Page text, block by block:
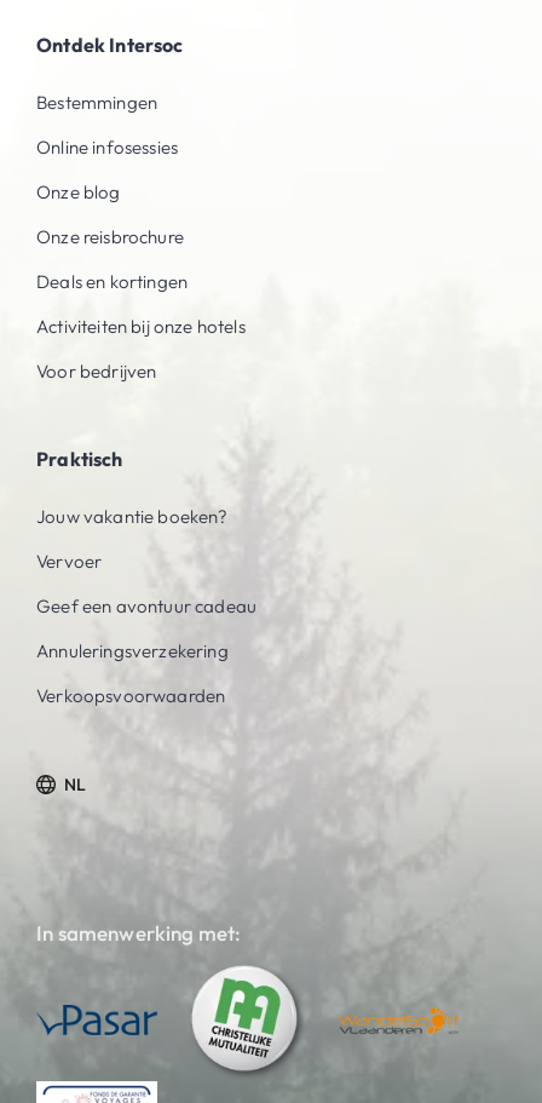
Ontdek Intersoc
Bestemmingen
Online infosessies
Onze blog
Onze reisbrochure
Deals en kortingen
Activiteiten bij onze hotels
Voor bedrijven
Praktisch
Jouw vakantie boeken?
Vervoer
Geef een avontuur cadeau
Annuleringsverzekering
Verkoopsvoorwaarden
NL
In samenwerking met: